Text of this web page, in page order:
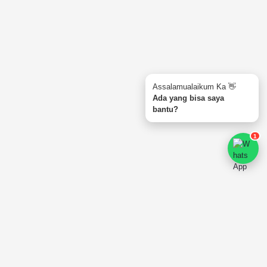
1
Assalamualaikum Ka 👋
Ada yang bisa saya
bantu?
Izin Penyelenggara Umrah (SK Kemenag RI):